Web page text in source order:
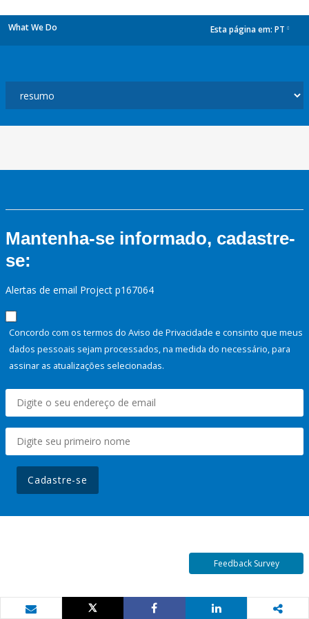
What We Do Esta página em: PT
Mantenha-se informado, cadastre-
se:
Alertas de email Project p167064
Concordo com os termos do Aviso de Privacidade e consinto que meus
dados pessoais sejam processados, na medida do necessário, para
assinar as atualizações selecionadas.
Cadastre-se
Feedback Survey